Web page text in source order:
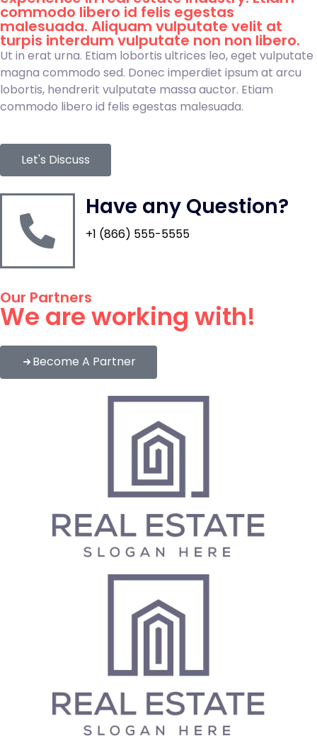
commodo libero id felis egestas
malesuada. Aliquam vulputate velit at
turpis interdum vulputate non non libero.
Ut in erat urna. Etiam lobortis ultrices leo, eget vulputate
magna commodo sed. Donec imperdiet ipsum at arcu
lobortis, hendrerit vulputate massa auctor. Etiam
commodo libero id felis egestas malesuada.
Let's Discuss
Have any Question?
+1 (866) 555-5555
Our Partners
We are working with!
Become A Partner